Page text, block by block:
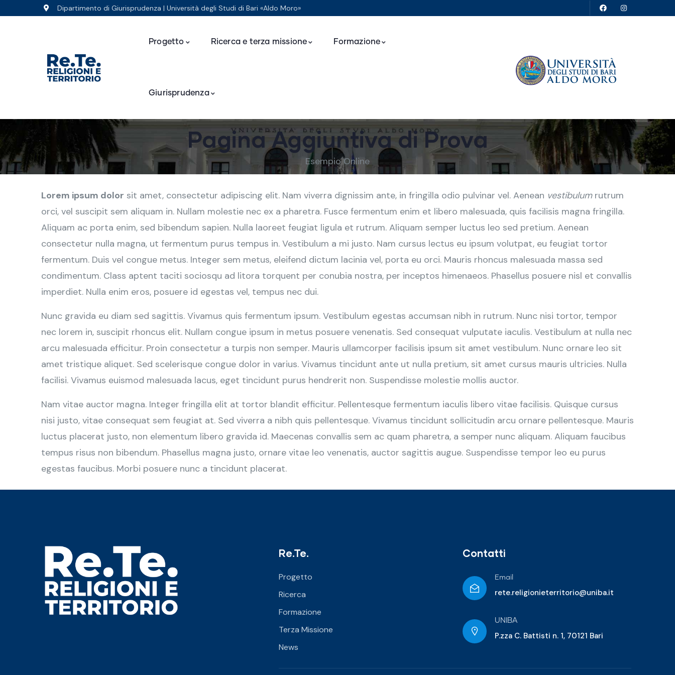
Dipartimento di Giurisprudenza | Università degli Studi di Bari «Aldo Moro»
Progetto Ricerca e terza missione Formazione
Giurisprudenza
Pagina Aggiuntiva di Prova
Esempio Online
Lorem ipsum dolor sit amet, consectetur adipiscing elit. Nam viverra dignissim ante, in fringilla odio pulvinar vel. Aenean vestibulumrutrum
orci, vel suscipit sem aliquam in. Nullam molestie nec ex a pharetra. Fusce fermentum enim et libero malesuada, quis facilisis magna fringilla.
Aliquam ac porta enim, sed bibendum sapien. Nulla laoreet feugiat ligula et rutrum. Aliquam semper luctus leo sed pretium. Aenean
consectetur nulla magna, ut fermentum purus tempus in. Vestibulum a mi justo. Nam cursus lectus eu ipsum volutpat, eu feugiat tortor
fermentum. Duis vel congue metus. Integer sem metus, eleifend dictum lacinia vel, porta eu orci. Mauris rhoncus malesuada massa sed
condimentum. Class aptent taciti sociosqu ad litora torquent per conubia nostra, per inceptos himenaeos. Phasellus posuere nisl et convallis
imperdiet. Nulla enim eros, posuere id egestas vel, tempus nec dui.
Nunc gravida eu diam sed sagittis. Vivamus quis fermentum ipsum. Vestibulum egestas accumsan nibh in rutrum. Nunc nisi tortor, tempor
nec lorem in, suscipit rhoncus elit. Nullam congue ipsum in metus posuere venenatis. Sed consequat vulputate iaculis. Vestibulum at nulla nec
arcu malesuada efficitur. Proin consectetur a turpis non semper. Mauris ullamcorper facilisis ipsum sit amet vestibulum. Nunc ornare leo sit
amet tristique aliquet. Sed scelerisque congue dolor in varius. Vivamus tincidunt ante ut nulla pretium, sit amet cursus mauris ultricies. Nulla
facilisi. Vivamus euismod malesuada lacus, eget tincidunt purus hendrerit non. Suspendisse molestie mollis auctor.
Nam vitae auctor magna. Integer fringilla elit at tortor blandit efficitur. Pellentesque fermentum iaculis libero vitae facilisis. Quisque cursus
nisi justo, vitae consequat sem feugiat at. Sed viverra a nibh quis pellentesque. Vivamus tincidunt sollicitudin arcu ornare pellentesque. Mauris
luctus placerat justo, non elementum libero gravida id. Maecenas convallis sem ac quam pharetra, a semper nunc aliquam. Aliquam faucibus
tempus risus non bibendum. Phasellus magna justo, ornare vitae leo venenatis, auctor sagittis augue. Suspendisse tempor leo eu purus
egestas faucibus. Morbi posuere nunc a tincidunt placerat.
Re.Te.
Progetto
Ricerca
Formazione
Terza Missione
News
Contatti
Email
rete.religionieterritorio@uniba.it
UNIBA
P.zza C. Battisti n. 1, 70121 Bari